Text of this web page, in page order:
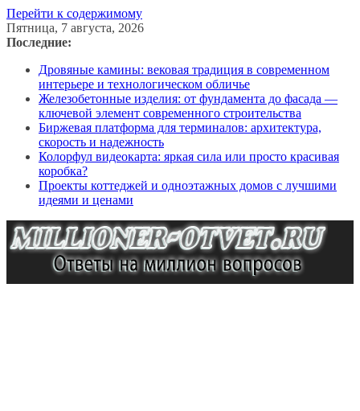
Перейти к содержимому
Пятница, 7 августа, 2026
Последние:
Дровяные камины: вековая традиция в современном
интерьере и технологическом обличье
Железобетонные изделия: от фундамента до фасада —
ключевой элемент современного строительства
Биржевая платформа для терминалов: архитектура,
скорость и надежность
Колорфул видеокарта: яркая сила или просто красивая
коробка?
Проекты коттеджей и одноэтажных домов с лучшими
идеями и ценами